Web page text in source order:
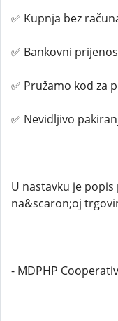
✅ Kupnja bez
✅ Bankovni
✅ Pružamo kod za
✅ Nevidljivo
U nastavku je
na&scaron;oj
- MDPHP